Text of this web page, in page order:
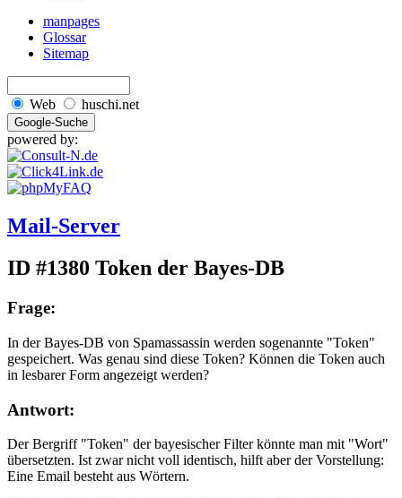
manpages
Glossar
Sitemap
Web huschi.net
powered by:
Mail-Server
ID #1380 Token der Bayes-DB
Frage:
In der Bayes-DB von Spamassassin werden sogenannte "Token"
gespeichert. Was genau sind diese Token? Können die Token auch
in lesbarer Form angezeigt werden?
Antwort:
Der Bergriff "Token" der bayesischer Filter könnte man mit "Wort"
übersetzten. Ist zwar nicht voll identisch, hilft aber der Vorstellung:
Eine Email besteht aus Wörtern.